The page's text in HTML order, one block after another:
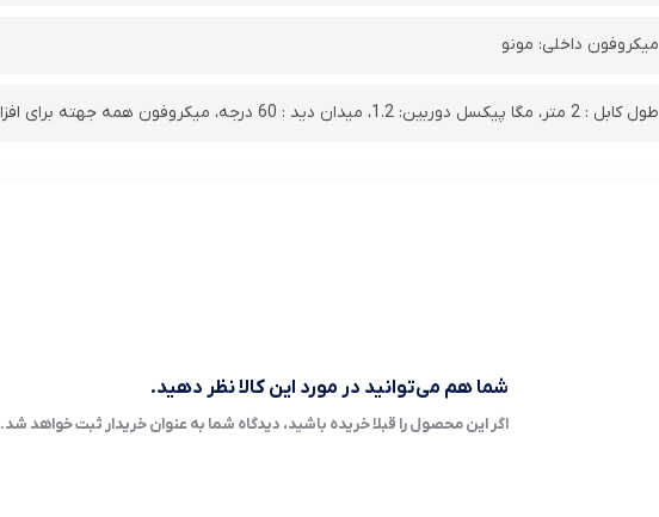
میکروفون داخلی: مونو
طول کابل : 2 متر، مگا پیکسل دوربین: 1.2، میدان دید : 60 درجه، میکروفون همه جهته برای افزایش کیفیت و شفافیت صدا هنگام مکالمه
شما هم می‌توانید در مورد این کالا نظر دهید.
اگر این محصول را قبلا خریده باشید، دیدگاه شما به عنوان خریدار ثبت خواهد شد.